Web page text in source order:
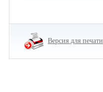
Версия для печати